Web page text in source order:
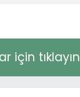
için tıklayın